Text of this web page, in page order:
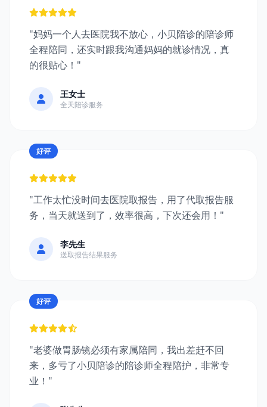
"妈妈一个人去医院我不放心，小贝陪诊的陪诊师
全程陪同，还实时跟我沟通妈妈的就诊情况，真
的很贴心！"
王女士
全天陪诊服务
好评
"工作太忙没时间去医院取报告，用了代取报告服
务，当天就送到了，效率很高，下次还会用！"
李先生
送取报告结果服务
好评
"老婆做胃肠镜必须有家属陪同，我出差赶不回
来，多亏了小贝陪诊的陪诊师全程陪护，非常专
业！"